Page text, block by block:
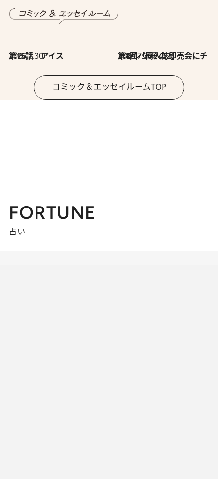
2026.7.30
第15話 アイス 2026.7.30
第8回「同人誌即売会にチャレンジ その2」
コミック＆エッセイルームTOP
FORTUNE
占い